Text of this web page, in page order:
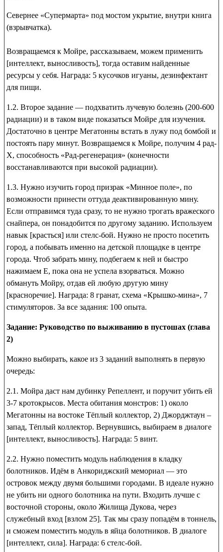
Севернее «Супермарта» под мостом укрытие, внутри книга
(взрывчатка).
Возвращаемся к Мойре, рассказываем, можем применить
[интеллект, выносливость], тогда оставим найденные
ресурсы у себя. Награда: 5 кусочков игуаны, дезинфектант
для пищи.
1.2. Второе задание — подхватить лучевую болезнь (200-600
радиации) и в таком виде показаться Мойре для изучения.
Достаточно в центре Мегатонны встать в лужу под бомбой и
постоять пару минут. Возвращаемся к Мойре, получим 4 рад-
Х, способность «Рад-регенерация» (конечности
восстанавливаются при высокой радиации).
1.3. Нужно изучить город призрак «Минное поле», по
возможности принести оттуда деактивированную мину.
Если отправимся туда сразу, то не нужно трогать вражеского
снайпера, он понадобится по другому заданию. Используем
навык [красться] или стелс-бой. Нужно не просто посетить
город, а побывать именно на детской площадке в центре
города. Чтоб забрать мину, подбегаем к ней и быстро
нажимаем Е, пока она не успела взорваться. Можно
обмануть Мойру, отдав ей любую другую мину
[красноречие]. Награда: 8 гранат, схема «Крышко-мина», 7
стимуляторов. За все задания: 100 опыта.
Задание: Руководство по выживанию в пустошах (глава
2)
Можно выбирать, какое из 3 заданий выполнять в первую
очередь:
2.1. Мойра даст нам дубинку Репеллент, и поручит убить ей
3-7 кротокрысов. Места обитания монстров: 1) около
Мегатонны на востоке Тёплый коллектор, 2) Джорджтаун –
запад, Тёплый коллектор. Вернувшись, выбираем в диалоге
[интеллект, выносливость]. Награда: 5 винт.
2.2. Нужно поместить модуль наблюдения в кладку
болотников. Идём в Анкориджский мемориал — это
островок между двумя большими городами. В идеале нужно
не убить ни одного болотника на пути. Входить лучше с
восточной стороны, около Жилища Дукова, через
служебный вход [взлом 25]. Так мы сразу попадём в тоннель,
и сможем поместить модуль в яйца болотников. В диалоге
[интеллект, сила]. Награда: 6 стелс-бой.